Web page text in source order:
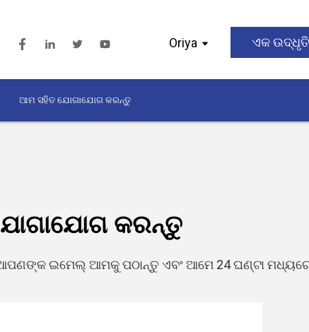
Oriya ଏକ
ଆମ ସହିତ ଯୋଗାଯୋଗ କରନ୍ତୁ
କରନ୍ତୁ
ଇମେଲ୍ ଆମକୁ ପଠାନ୍ତୁ ଏବଂ ଆମେ 24 ଘଣ୍ଟା